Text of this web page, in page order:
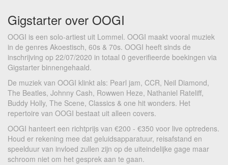
Gigstarter over OOGI
OOGI is een solo-artiest uit Lommel. OOGI maakt vooral muziek
in de genres Akoestisch, 60s & 70s. OOGI heeft sinds de
inschrijving op 22/07/2020 in totaal 0 geverifieerde boekingen via
Gigstarter binnengehaald.
De muziek van OOGI klinkt als: Pearl jam, CCR, Neil Diamond,
The Beatles, Johnny Cash, Rowwen Heze, Nathaniel Rateliff,
Buddy Holly, The Scene, Classics & one hit wonders. Het
repertoire van OOGI bestaat uit alleen covers.
OOGI hanteert een richtprijs van €200 - €350 voor live optredens.
Houd er rekening mee dat geluidsapparatuur, reisafstand en
speelduur van invloed zullen zijn op de uiteindelijke gage maar
schroom niet om het gesprek aan te gaan.